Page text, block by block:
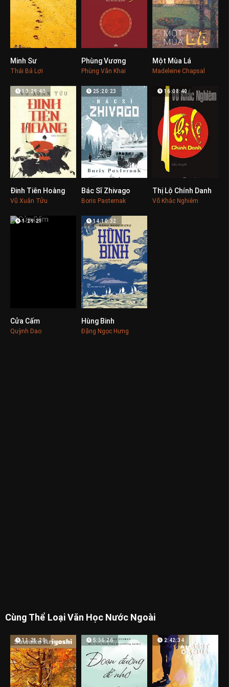
Minh Sư
Thái Bá Lợi
Phùng Vương
Phùng Văn Khai
Một Mùa Lá
Madeleine Chapsal
13:29:40
Đinh Tiên Hoàng
Vũ Xuân Tửu
25:20:23
Bác Sĩ Zhivago
Boris Pasternak
0
16:08:40
Thị Lộ Chính Danh
Võ Khắc Nghiêm
1:29:21
Cửa Cấm
Quỳnh Dao
14:10:32
Hùng Binh
Đặng Ngọc Hưng
Cùng Thể Loại Văn Học Nước Ngoài
11:21:20 5:36:26 2:42:34